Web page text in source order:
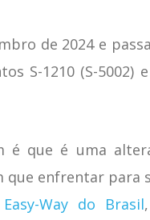
de 2024 e
S-1210 (S-5002)
é que é uma
que enfrentar para
Easy-Way do Brasil